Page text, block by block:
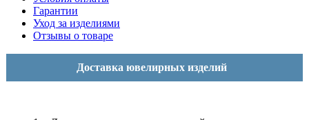
Гарантии
Уход за изделиями
Отзывы о товаре
Доставка ювелирных изделий